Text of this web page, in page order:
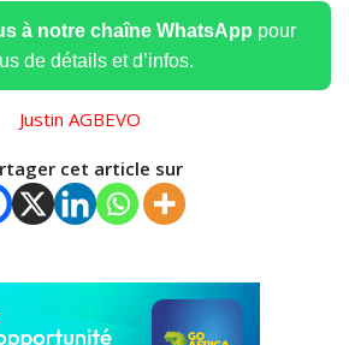
à notre chaîne WhatsApp pour
de détails et d’infos.
Justin AGBEVO
cet article sur